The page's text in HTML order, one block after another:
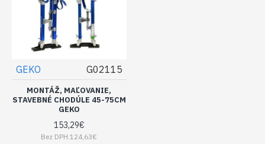
GEKO G02115
MONTÁŽ, MAĽOVANIE,
STAVEBNÉ CHODÚLE 45-75CM
GEKO
153,29€
Bez DPH:124,63€